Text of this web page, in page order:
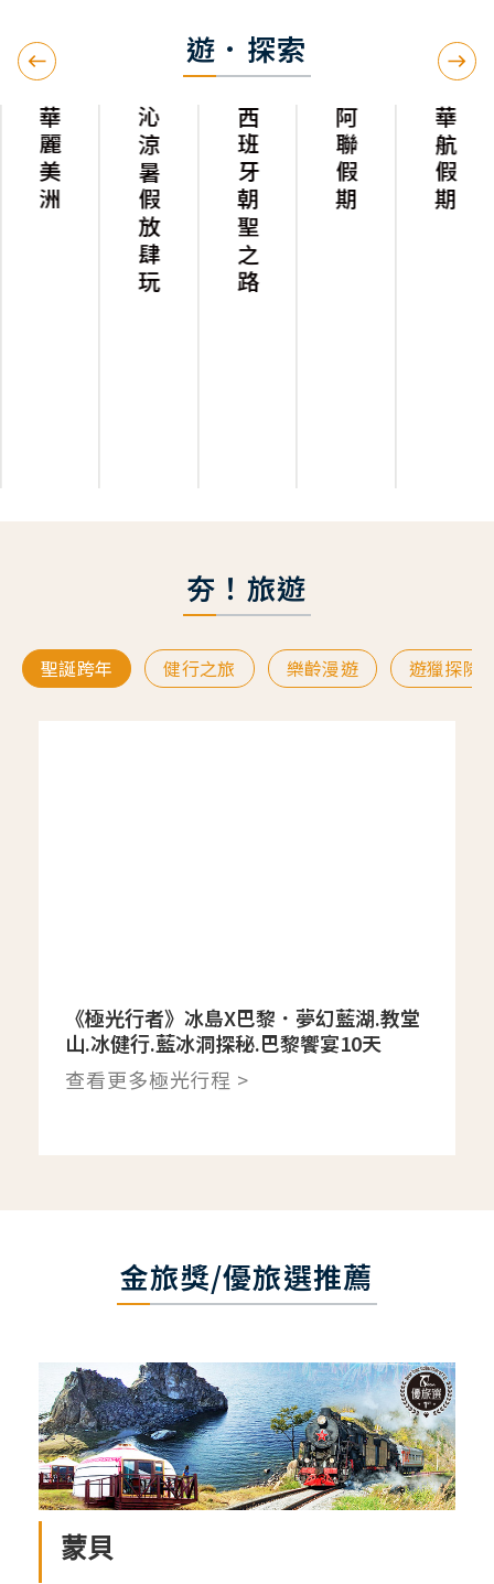
遊．探索
華麗美洲 沁涼暑假放肆玩 西班牙朝聖之路 阿聯假期 華航假期
夯！旅遊
聖誕跨年 健行之旅 樂齡漫遊 遊獵探險
《極光行者》冰島X巴黎．夢幻藍湖.教堂
山.冰健行.藍冰洞探秘.巴黎饗宴10天
查看更多極光行程 >
金旅獎/優旅選推薦
蒙貝